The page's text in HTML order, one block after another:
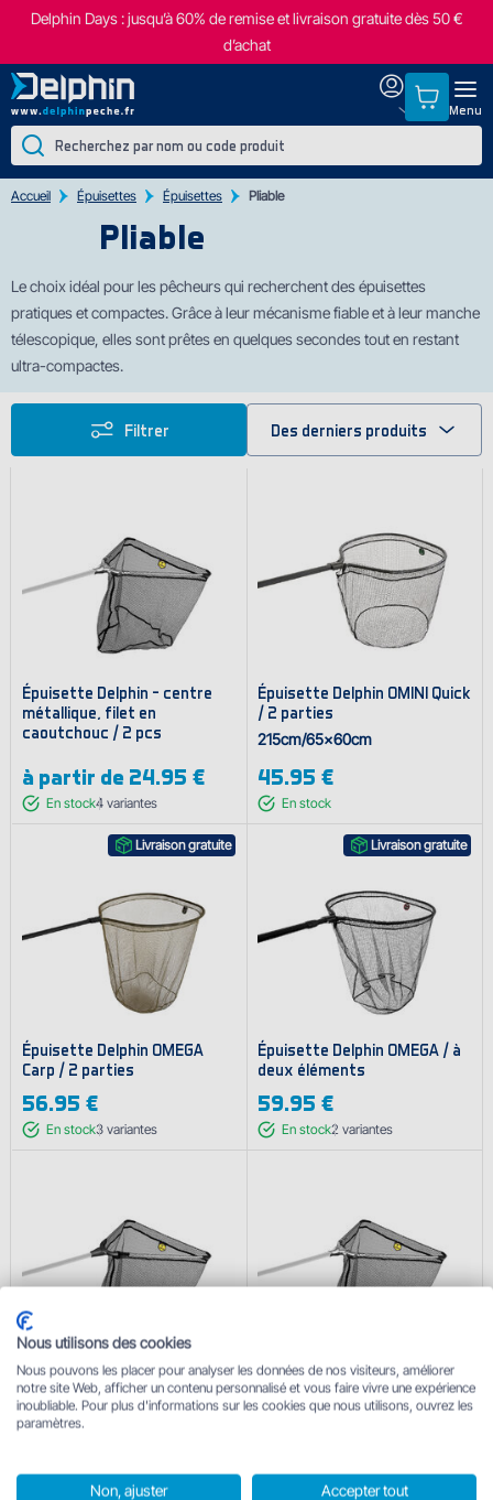
Delphin Days : jusqu’à 60% de remise et livraison gratuite dès 50 €
d’achat
Menu
Accueil Épuisettes Épuisettes Pliable
Pliable
Le choix idéal pour les pêcheurs qui recherchent des épuisettes
pratiques et compactes. Grâce à leur mécanisme fiable et à leur manche
télescopique, elles sont prêtes en quelques secondes tout en restant
ultra-compactes.
Filtrer Des derniers produits
Épuisette Delphin - centre
métallique, filet en
caoutchouc / 2 pcs
à partir de 24.95 €
En stock4 variantes
Épuisette Delphin OMINI Quick
/ 2 parties
215cm/65x60cm
45.95 €
En stock
Livraison gratuite
Épuisette Delphin OMEGA
Carp / 2 parties
56.95 €
En stock3 variantes
Livraison gratuite
Épuisette Delphin OMEGA / à
deux éléments
59.95 €
En stock2 variantes
Épuisette Delphin - centre
plastique / 2 pcs
à partir de
Épuisette Delphin - centre
métallique / 2 pcs
Nous utilisons des cookies
Nous pouvons les placer pour analyser les données de nos visiteurs, améliorer
notre site Web, afficher un contenu personnalisé et vous faire vivre une expérience
inoubliable. Pour plus d'informations sur les cookies que nous utilisons, ouvrez les
paramètres.
Non, ajuster Accepter tout